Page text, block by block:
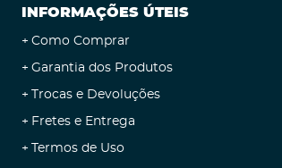
INFORMAÇÕES ÚTEIS
Como Comprar
Garantia dos Produtos
Trocas e Devoluções
Fretes e Entrega
Termos de Uso